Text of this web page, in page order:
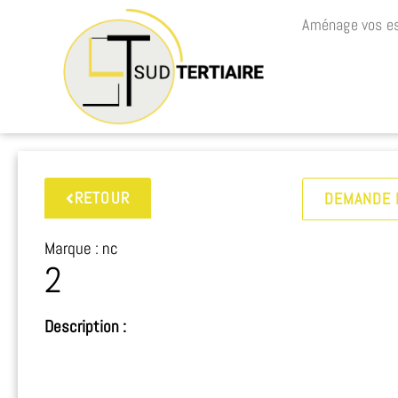
Aménage vos
RETOUR DEMANDE
Marque : nc
2
Description :